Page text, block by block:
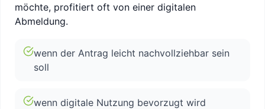
möchte, profitiert oft von einer digitalen
Abmeldung.
wenn der Antrag leicht nachvollziehbar sein
soll
wenn digitale Nutzung bevorzugt wird